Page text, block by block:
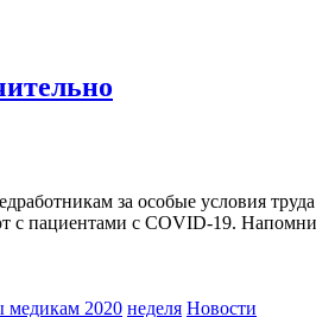
за особые условия труда
с пациентами с COVID-19.
медикам 2020 неделя Новости